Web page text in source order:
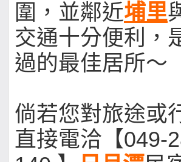
圍，並鄰近埔里
交通十分便利，
過的最佳居所～
倘若您對旅途或
直接電洽【049-